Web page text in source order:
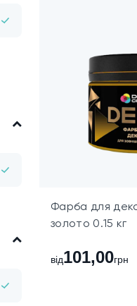
Фарба для
золото 0.15 кг
від101,00грн